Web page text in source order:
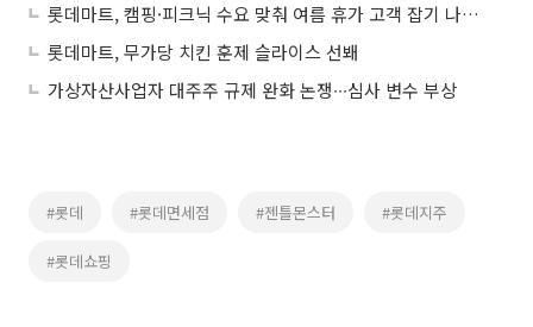
롯데마트, 캠핑·피크닉 수요 맞춰 여름 휴가 고객 잡기 나선다
롯데마트, 무가당 치킨 훈제 슬라이스 선봬
가상자산사업자 대주주 규제 완화 논쟁∙∙∙심사 변수 부상
#롯데 #롯데면세점 #젠틀몬스터 #롯데지주
#롯데쇼핑